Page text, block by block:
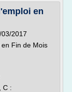
en
2017
Fin de Mois
C :